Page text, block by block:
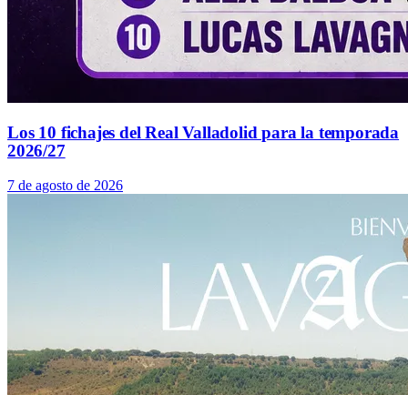
Los 10 fichajes del Real Valladolid para la temporada
2026/27
7 de agosto de 2026